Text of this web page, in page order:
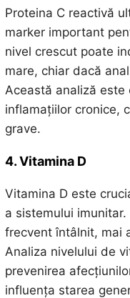
Proteina C reactivă
marker important
nivel crescut poate
mare, chiar dacă
Această analiză
inflamațiilor cronice,
grave.
4. Vitamina D
Vitamina D este
a sistemului
frecvent întâlnit, mai
Analiza nivelului de
prevenirea
influența starea